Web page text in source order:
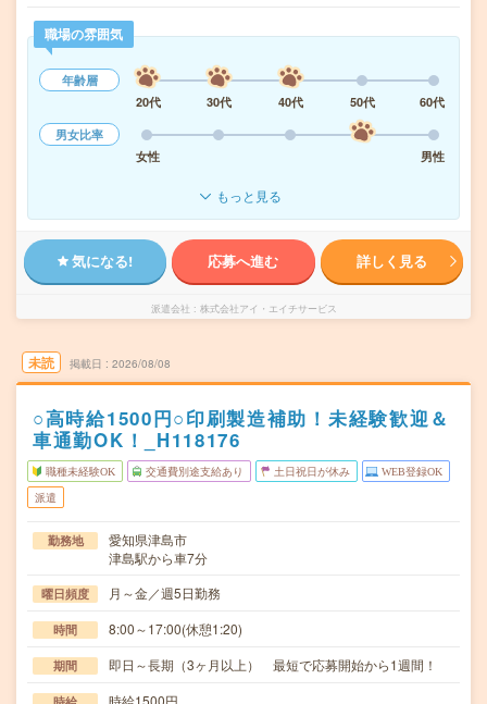
職場の雰囲気
年齢層
20代
30代 40代 50代
60代
男女比率
女性
男性
もっと見る
気になる! 応募へ進む 詳しく見る
派遣会社 株式会社アイ・エイチサービス
未読 掲載日 2026/08/08
○高時給1500円○印刷製造補助！未経験歓迎＆
車通勤OK！_H118176
職種未経験OK 交通費別途支給あり 土日祝日が休み WEB登録OK
派遣
勤務地
愛知県津島市
津島駅から車7分
曜日頻度 月～金／週5日勤務
時間 8:00～17:00(休憩1:20)
期間 即日～長期（3ヶ月以上） 最短で応募開始から1週間！
時給1500円